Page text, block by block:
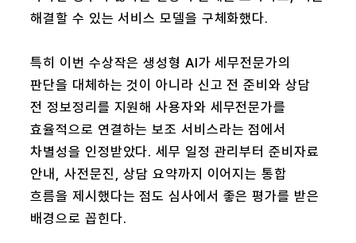
해결할 수 있는 서비스 모델을 구체화했다.
특히 이번 수상작은 생성형 AI가 세무전문가의
판단을 대체하는 것이 아니라 신고 전 준비와 상담
전 정보정리를 지원해 사용자와 세무전문가를
효율적으로 연결하는 보조 서비스라는 점에서
차별성을 인정받았다. 세무 일정 관리부터 준비자료
안내, 사전문진, 상담 요약까지 이어지는 통합
흐름을 제시했다는 점도 심사에서 좋은 평가를 받은
배경으로 꼽힌다.